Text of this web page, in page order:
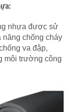
nhựa được sử
năng chống cháy
va đập,
môi trường công